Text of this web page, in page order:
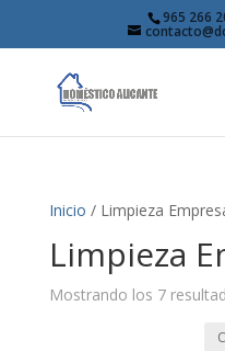
965 266
Inicio / Limpieza
Limpieza
Mostrando los 7